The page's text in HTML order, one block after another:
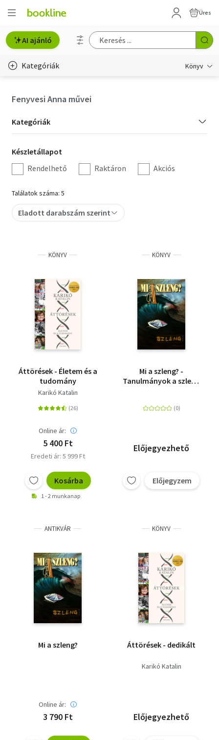
Üres
AI ajánló
Kategóriák Könyv
Hobbi, szabadidő
Irodalom
Művészet
Szakkönyv
Tankönyv, segédkönyv
Társadalomtudomány
Természettudomány
Történelem
Fenyvesi Anna művei
Kategória
szűrés
Kategóriák
Készletállapot
szűrés
Készletállapot
Rendelhető
Raktáron Akciós
Találatok száma: 5
Eladott darabszám szerint
KÖNYV
Áttörések - Életem és a
tudomány
Karikó Katalin
Online ár:
5 400 Ft
Eredeti ár: 5 999 Ft
Kosárba
1 - 2 munkanap
KÖNYV
Mi a szleng? -
Tanulmányok a szleng
Előjegyezhető
Előjegyzem
ANTIKVÁR
Mi a szleng?
Online ár:
3 790 Ft
KÖNYV
Áttörések - dedikált
Karikó Katalin
Előjegyezhető